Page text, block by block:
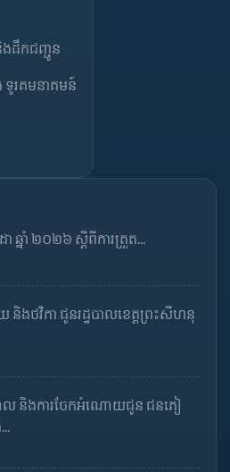
ដឹកជញ្ជូន
រគមនាគមន៍
ដា ឆ្នាំ ២០២៦ ស្តីពីការត្រួត...
ងថវិកា ជូនរដ្ឋបាលខេត្តព្រះសីហនុ
និងការចែកអំណោយជូន ជនភៀ